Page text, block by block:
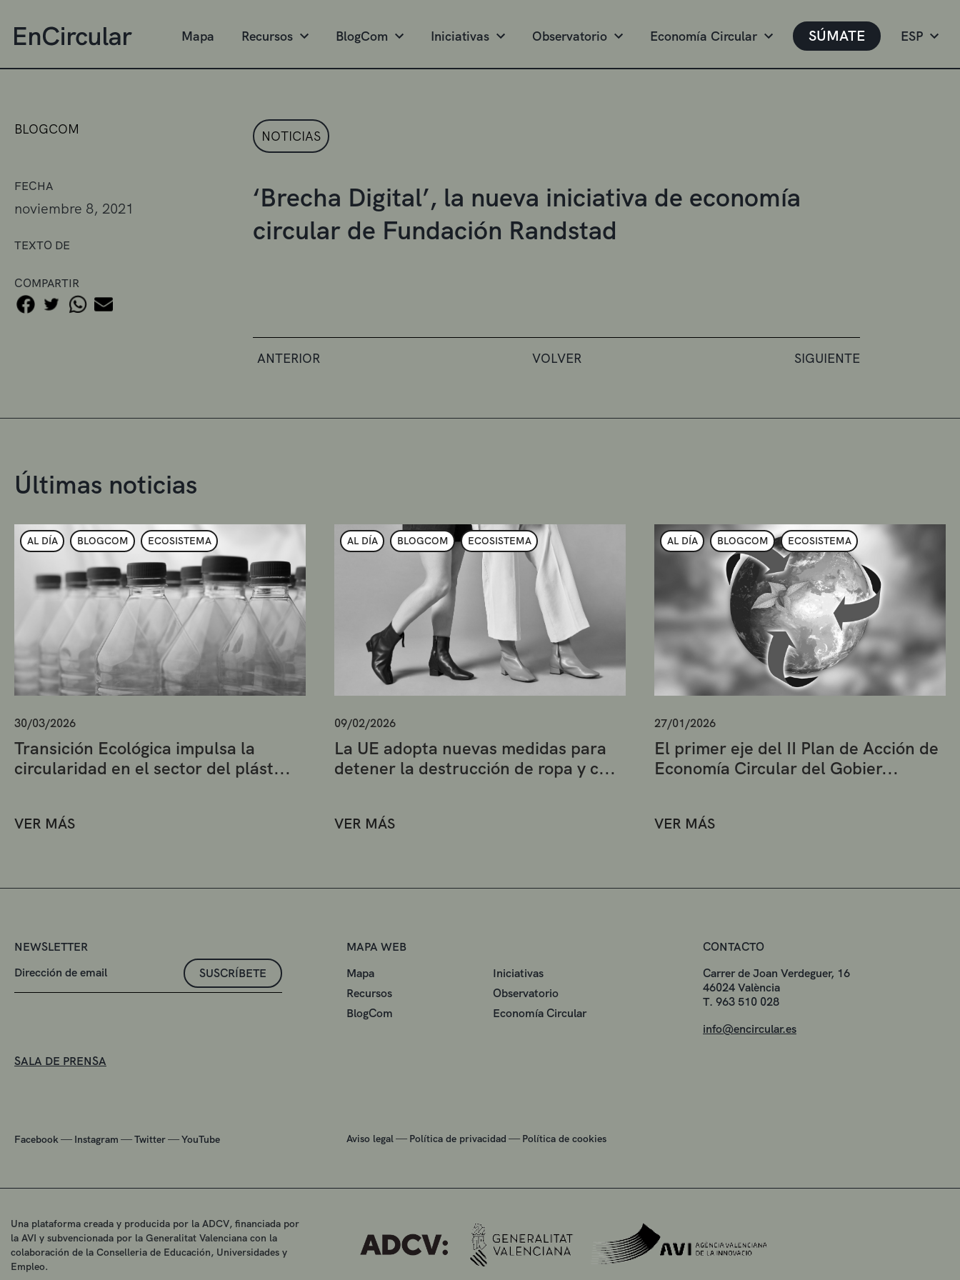
Mapa Recursos BlogCom Iniciativas Observatorio Economía Circular SÚMATE ESP
BLOGCOM
FECHA
noviembre 8, 2021
TEXTO DE
COMPARTIR
NOTICIAS
‘Brecha Digital’, la nueva iniciativa de economía
circular de Fundación Randstad
ANTERIOR VOLVER SIGUIENTE
Últimas noticias
AL DÍA BLOGCOM ECOSISTEMA
30/03/2026
Transición Ecológica impulsa la
circularidad en el sector del plást...
VER MÁS
AL DÍA BLOGCOM ECOSISTEMA
09/02/2026
La UE adopta nuevas medidas para
detener la destrucción de ropa y c...
VER MÁS
AL DÍA BLOGCOM ECOSISTEMA
27/01/2026
El primer eje del II Plan de Acción de
Economía Circular del Gobier...
VER MÁS
NEWSLETTER
SUSCRÍBETE
SALA DE PRENSA
Facebook — Instagram —Twitter—YouTube
MAPA WEB
Mapa
Iniciativas
Recursos
Observatorio
BlogCom
Economía Circular
Aviso legal — Política de privacidad — Política de cookies
CONTACTO
Carrer de Joan Verdeguer, 16
46024 València
T. 963 510 028
info@encircular.es
Una plataforma creada y producida por la ADCV, financiada por
la AVI y subvencionada por la Generalitat Valenciana con la
colaboración de la Conselleria de Educación, Universidades y
Empleo.